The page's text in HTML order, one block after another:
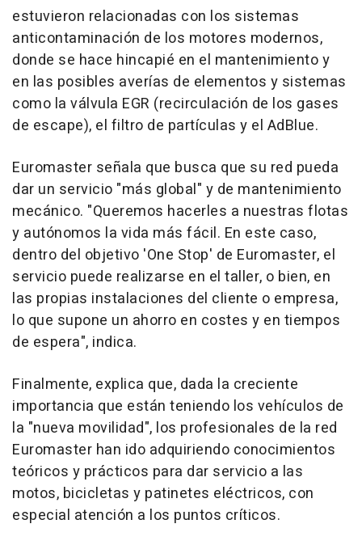
estuvieron relacionadas con los sistemas
anticontaminación de los motores modernos,
donde se hace hincapié en el mantenimiento y
en las posibles averías de elementos y sistemas
como la válvula EGR (recirculación de los gases
de escape), el filtro de partículas y el AdBlue.
Euromaster señala que busca que su red pueda
dar un servicio "más global" y de mantenimiento
mecánico. "Queremos hacerles a nuestras flotas
y autónomos la vida más fácil. En este caso,
dentro del objetivo 'One Stop' de Euromaster, el
servicio puede realizarse en el taller, o bien, en
las propias instalaciones del cliente o empresa,
lo que supone un ahorro en costes y en tiempos
de espera", indica.
Finalmente, explica que, dada la creciente
importancia que están teniendo los vehículos de
la "nueva movilidad", los profesionales de la red
Euromaster han ido adquiriendo conocimientos
teóricos y prácticos para dar servicio a las
motos, bicicletas y patinetes eléctricos, con
especial atención a los puntos críticos.